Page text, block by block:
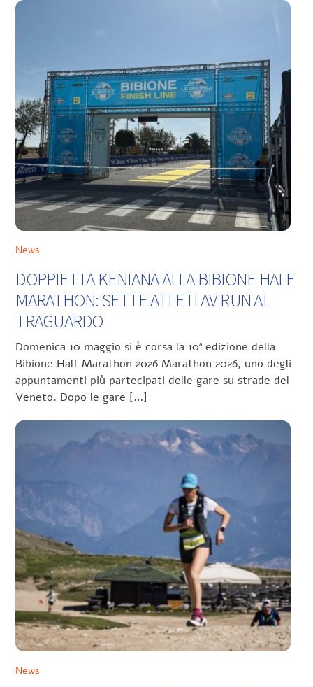
News
DOPPIETTA KENIANA ALLA BIBIONE HALF
MARATHON: SETTE ATLETI AV RUN AL
TRAGUARDO
Domenica 10 maggio si è corsa la 10ª edizione della
Bibione Half Marathon 2026 Marathon 2026, uno degli
appuntamenti più partecipati delle gare su strade del
Veneto. Dopo le gare […]
News